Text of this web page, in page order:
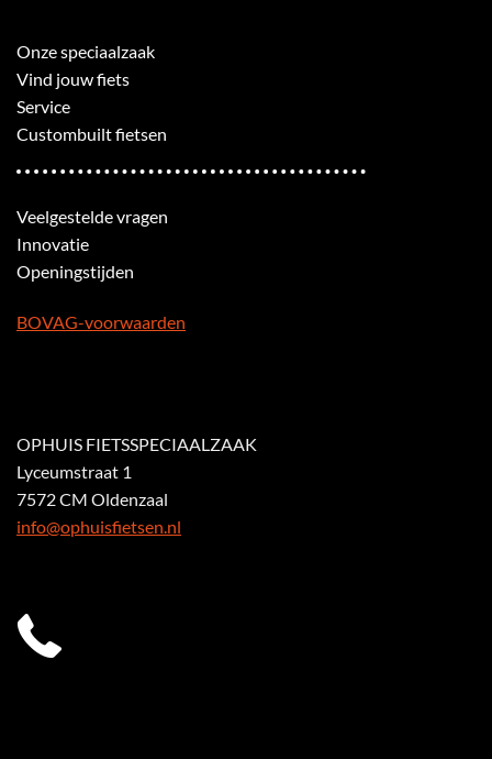
Onze speciaalzaak
Vind jouw fiets
Service
Custombuilt fietsen
Veelgestelde vragen
Innovatie
Openingstijden
BOVAG-voorwaarden
OPHUIS FIETSSPECIAALZAAK
Lyceumstraat 1
7572 CM Oldenzaal
info@ophuisfietsen.nl